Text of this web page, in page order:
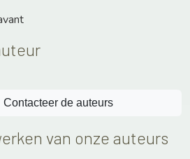
Contacteer de auteurs
van onze auteurs